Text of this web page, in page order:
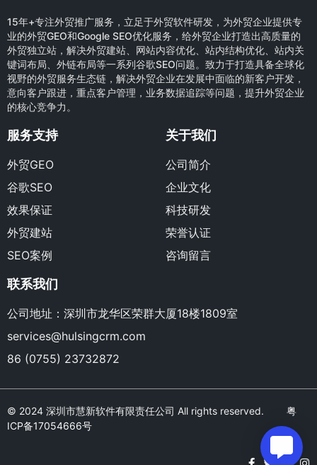
15年+专注外贸推广服务，立足于外贸软件研发，为外贸企业提供专
业的外贸GEO和Google SEO优化服务，给外贸企业打造出高质量的
外贸独立站，解决外贸建站、网站内容优化、站内结构优化、站内关
键词布局、外链布局等一系列谷歌SEO问题。致力于打造具备全球化
视野的外贸服务生态链，解决外贸企业在发展中面临的新客户开发，
意向客户跟进，重点客户管理，业务数据追踪等问题，提升外贸企业
的核心竞争力。
服务支持
外贸GEO
谷歌SEO
效果保证
外贸建站
SEO案例
关于我们
公司简介
企业文化
科技研发
荣誉认证
咨询留言
联系我们
公司地址：深圳市龙华区荣群大厦18楼1809室
services@hulsingcrm.com
86 (0755) 23732872
© 2024 深圳市慧新软件有限责任公司 All rights reserved. 粤
ICP备17054666号